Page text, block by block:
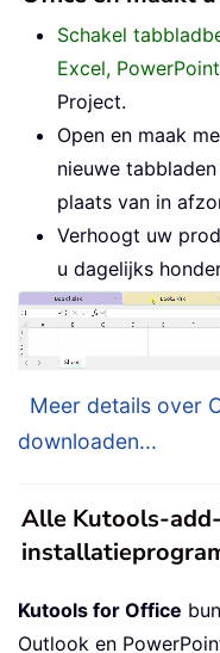
Schakel
Excel, PowerPoint
Project.
Open en maak
nieuwe
plaats van in
Verhoogt uw
u dagelijks
Meer details over
downloaden...
Alle Kutools-
Kutools for Office
Outlook en